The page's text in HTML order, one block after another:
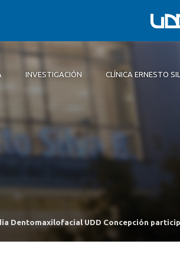
UDD
INVESTIGACIÓN CLÍNICA ERNESTO
Dentomaxilofacial UDD Concepción